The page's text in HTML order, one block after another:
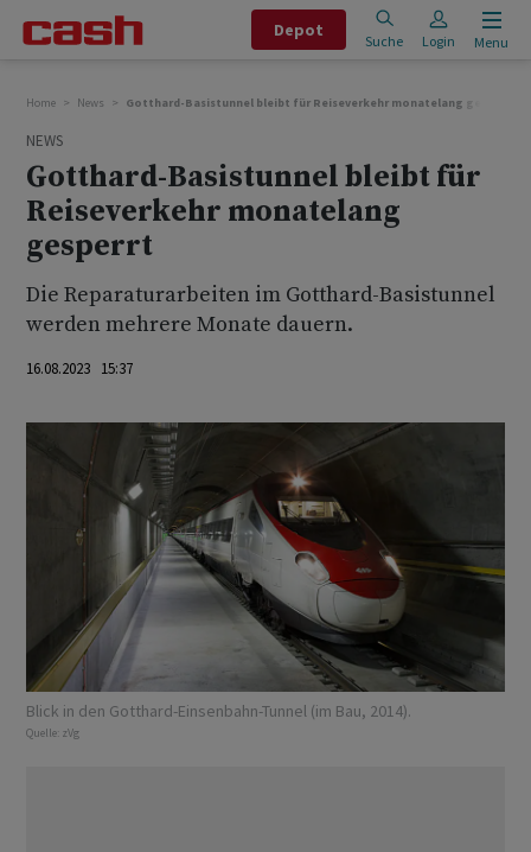
Depot
Suche Login Menu
Home News Gotthard-Basistunnel bleibt für Reiseverkehr monatelang gesperrt
NEWS
Gotthard-Basistunnel bleibt für
Reiseverkehr monatelang
gesperrt
Die Reparaturarbeiten im Gotthard-Basistunnel
werden mehrere Monate dauern.
16.08.2023 15:37
Blick in den Gotthard-Einsenbahn-Tunnel (im Bau, 2014).
Quelle: zVg